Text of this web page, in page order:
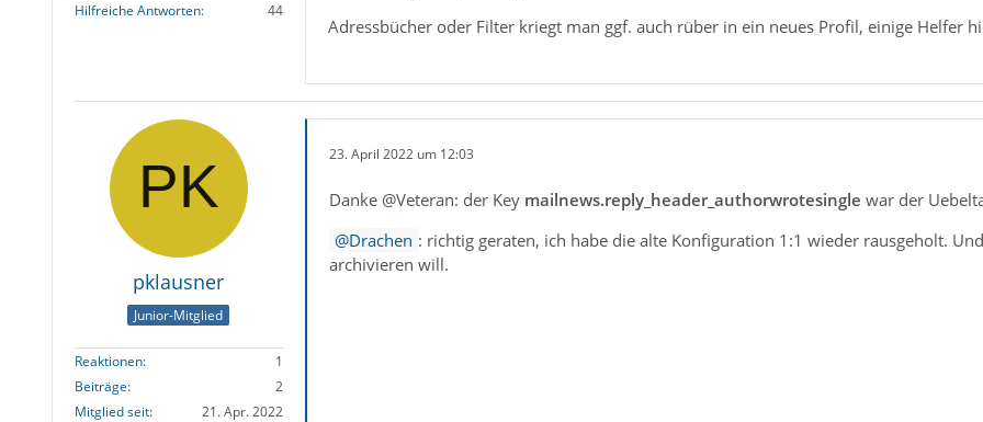
Hilfreiche Antworten
44
Adressbücher oder Filter kriegt man ggf. auch rüber in ein neues Profil, einige Helfer
pklausner
Junior-Mitglied
Reaktionen
1
Beiträge
2
Mitglied seit
21. Apr. 2022
23. April 2022 um 12:03
Danke @Veteran: der Key mailnews.reply_header_authorwrotesingle war der
Drachen : richtig geraten, ich habe die alte Konfiguration 1:1 wieder rausgeholt.
archivieren will.